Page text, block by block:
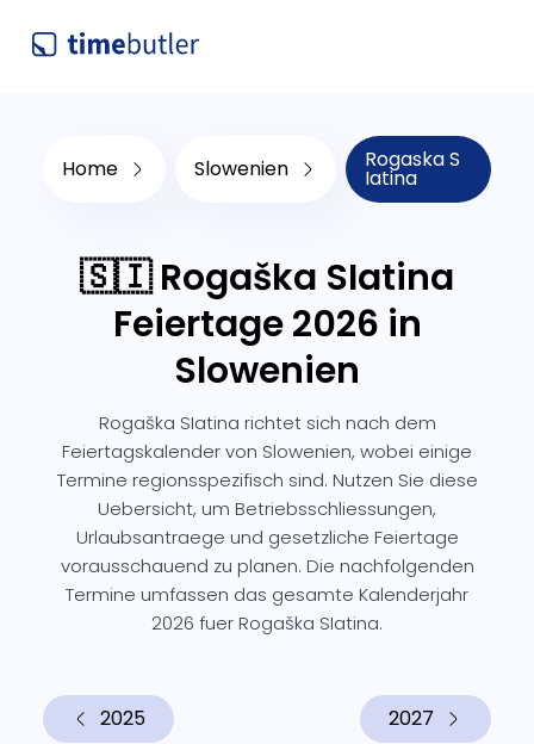
Home Slowenien Rogaska S
Iatina
🇸🇮 Rogaška SIatina
Feiertage 2026 in
Slowenien
Rogaška SIatina richtet sich nach dem
Feiertagskalender von Slowenien, wobei einige
Termine regionsspezifisch sind. Nutzen Sie diese
Uebersicht, um Betriebsschliessungen,
Urlaubsantraege und gesetzliche Feiertage
vorausschauend zu planen. Die nachfolgenden
Termine umfassen das gesamte Kalenderjahr
2026 fuer Rogaška SIatina.
2025 2027